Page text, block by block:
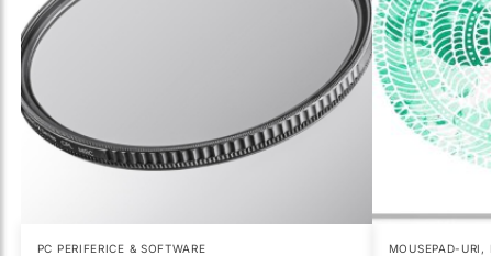
PC PERIFERICE & SOFTWARE MOUSEPAD-URI ,